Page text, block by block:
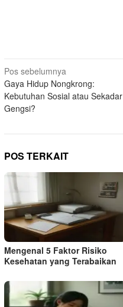
Navigasi
pos
Pos sebelumnya
Gaya Hidup Nongkrong:
Kebutuhan Sosial atau Sekadar
Gengsi?
POS TERKAIT
Mengenal 5 Faktor Risiko
Kesehatan yang Terabaikan